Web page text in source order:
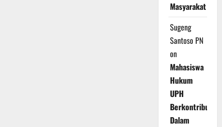
Masyarakat
Sugeng
Santoso PN
on
Mahasiswa
Hukum
UPH
Berkontribusi
Dalam